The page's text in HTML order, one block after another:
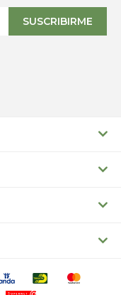
SUSCRIBIRME